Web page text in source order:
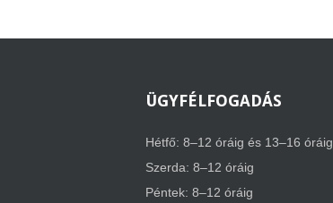
ÜGYFÉLFOGADÁS
Hétfő: 8–12 óráig és 13–16 óráig
Szerda: 8–12 óráig
Péntek: 8–12 óráig